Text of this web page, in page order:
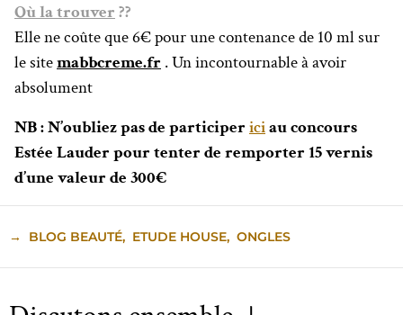
Où la trouver??
Elle ne coûte que 6€ pour une contenance de 10 ml sur
le sitemabbcreme.fr . Un incontournable à avoir
absolument
NB : N’oubliez pas de participer iciau concours
Estée Lauder pour tenter de remporter 15 vernis
d’une valeur de 300€
→ BLOG BEAUTÉ, ETUDE HOUSE, ONGLES